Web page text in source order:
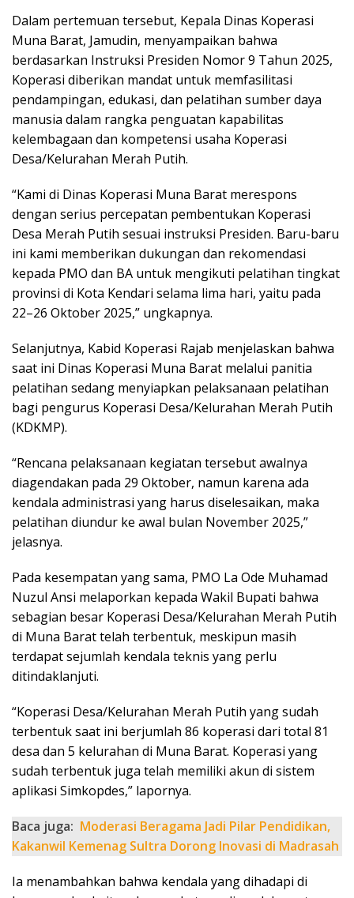
Dalam pertemuan tersebut, Kepala Dinas Koperasi
Muna Barat, Jamudin, menyampaikan bahwa
berdasarkan Instruksi Presiden Nomor 9 Tahun 2025,
Koperasi diberikan mandat untuk memfasilitasi
pendampingan, edukasi, dan pelatihan sumber daya
manusia dalam rangka penguatan kapabilitas
kelembagaan dan kompetensi usaha Koperasi
Desa/Kelurahan Merah Putih.
“Kami di Dinas Koperasi Muna Barat merespons
dengan serius percepatan pembentukan Koperasi
Desa Merah Putih sesuai instruksi Presiden. Baru-baru
ini kami memberikan dukungan dan rekomendasi
kepada PMO dan BA untuk mengikuti pelatihan tingkat
provinsi di Kota Kendari selama lima hari, yaitu pada
22–26 Oktober 2025,” ungkapnya.
Selanjutnya, Kabid Koperasi Rajab menjelaskan bahwa
saat ini Dinas Koperasi Muna Barat melalui panitia
pelatihan sedang menyiapkan pelaksanaan pelatihan
bagi pengurus Koperasi Desa/Kelurahan Merah Putih
(KDKMP).
“Rencana pelaksanaan kegiatan tersebut awalnya
diagendakan pada 29 Oktober, namun karena ada
kendala administrasi yang harus diselesaikan, maka
pelatihan diundur ke awal bulan November 2025,”
jelasnya.
Pada kesempatan yang sama, PMO La Ode Muhamad
Nuzul Ansi melaporkan kepada Wakil Bupati bahwa
sebagian besar Koperasi Desa/Kelurahan Merah Putih
di Muna Barat telah terbentuk, meskipun masih
terdapat sejumlah kendala teknis yang perlu
ditindaklanjuti.
“Koperasi Desa/Kelurahan Merah Putih yang sudah
terbentuk saat ini berjumlah 86 koperasi dari total 81
desa dan 5 kelurahan di Muna Barat. Koperasi yang
sudah terbentuk juga telah memiliki akun di sistem
aplikasi Simkopdes,” lapornya.
Baca juga: Moderasi Beragama Jadi Pilar Pendidikan,
Kakanwil Kemenag Sultra Dorong Inovasi di Madrasah
Ia menambahkan bahwa kendala yang dihadapi di